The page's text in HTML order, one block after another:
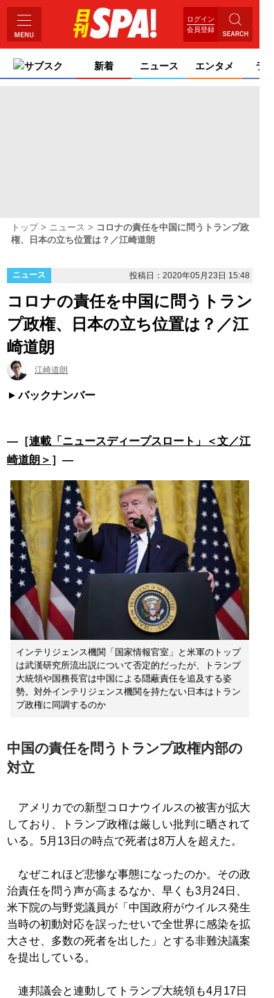
ログイン
会員登録
サブスク 新着 ニュース エンタメ ライ
トップ ニュース
コロナの責任を中国に問うトランプ政
権、日本の立ち位置は？／江崎道朗
ニュース 投稿日：2020年05月23日 15:48
コロナの責任を中国に問うトラン
プ政権、日本の立ち位置は？／江
崎道朗
江崎道朗
バックナンバー
―［連載「ニュースディープスロート」＜文／江
崎道朗＞ ］―
インテリジェンス機関「国家情報官室」と米軍のトップ
は武漢研究所流出説について否定的だったが、トランプ
大統領や国務長官は中国による隠蔽責任を追及する姿
勢。対外インテリジェンス機関を持たない日本はトラン
プ政権に同調するのか
中国の責任を問うトランプ政権内部の
対立
アメリカでの新型コロナウイルスの被害が拡大
しており、トランプ政権は厳しい批判に晒されて
いる。5月13日の時点で死者は8万人を超えた。
なぜこれほど悲惨な事態になったのか。その政
治責任を問う声が高まるなか、早くも3月24日、
米下院の与野党議員が「中国政府がウイルス発生
当時の初動対応を誤ったせいで全世界に感染を拡
大させ、多数の死者を出した」とする非難決議案
を提出している。
連邦議会と連動してトランプ大統領も4月17日